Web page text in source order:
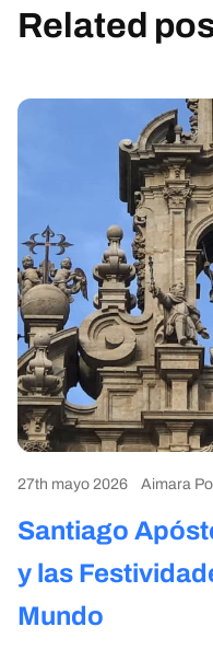
Related
27th mayo 2026 Aimara
Santiago
y las
Mundo